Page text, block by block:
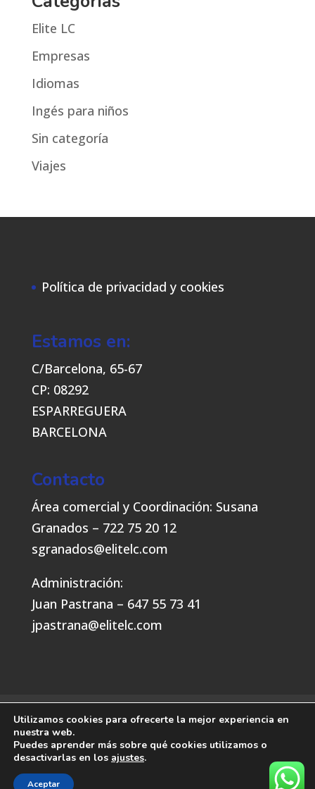
Elite LC
Empresas
Idiomas
Ingés para niños
Sin categoría
Viajes
Política de privacidad y cookies
Estamos en:
C/Barcelona, 65-67
CP: 08292
ESPARREGUERA
BARCELONA
Contacto
Área comercial y Coordinación: Susana
Granados – 722 75 20 12
sgranados@elitelc.com
Administración:
Juan Pastrana – 647 55 73 41
jpastrana@elitelc.com
Política de privacidad y cookies
Utilizamos cookies para ofrecerte la mejor experiencia en
nuestra web.
Puedes aprender más sobre qué cookies utilizamos o
desactivarlas en los ajustes.
Aceptar